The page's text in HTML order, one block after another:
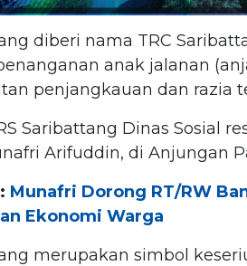
diberi nama TRC
anak jalanan
penjangkauan dan razia
Saribattang Dinas Sosial
Arifuddin, di Anjungan
Munafri Dorong RT/RW
Ekonomi Warga
merupakan simbol